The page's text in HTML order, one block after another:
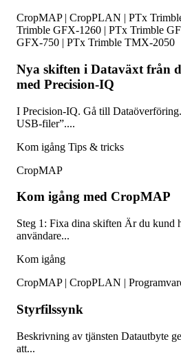
CropMAP | CropPLAN | PTx
Trimble GFX-1260 | PTx Trimble
GFX-750 | PTx Trimble TMX-2050
Nya skiften i Dataväxt från
med Precision-IQ
I Precision-IQ. Gå till
USB-filer”....
Kom igång Tips & tricks
CropMAP
Kom igång med CropMAP
Steg 1: Fixa dina skiften Är du kund
användare...
Kom igång
CropMAP | CropPLAN |
Styrfilssynk
Beskrivning av tjänsten Datautbyte
att...